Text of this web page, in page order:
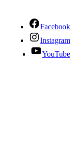
Facebook
Instagram
YouTube